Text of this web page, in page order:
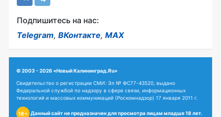
Подпишитесь на нас:
Telegram, ВКонтакте, MAX
© 2003 - 2026 «Новый Калининград.Ru»
Свидетельство о регистрации СМИ: Эл № ФС77-43520, выдано
Федеральной службой по надзору в сфере связи, информационных
технологий и массовых коммуникаций (Роскомнадзор) 17 января 2011 г.
18+ Данный сайт не предназначен для просмотра лицам младше 18 лет.